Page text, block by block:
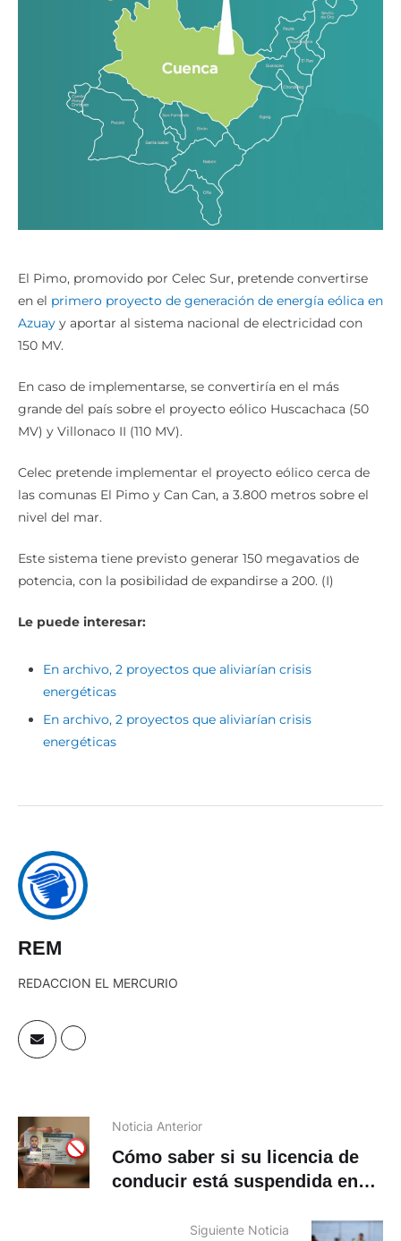
El Pimo, promovido por Celec Sur, pretende convertirse
en el primero proyecto de generación de energía eólica en
Azuay y aportar al sistema nacional de electricidad con
150 MV.
En caso de implementarse, se convertiría en el más
grande del país sobre el proyecto eólico Huscachaca (50
MV) y Villonaco II (110 MV).
Celec pretende implementar el proyecto eólico cerca de
las comunas El Pimo y Can Can, a 3.800 metros sobre el
nivel del mar.
Este sistema tiene previsto generar 150 megavatios de
potencia, con la posibilidad de expandirse a 200. (I)
Le puede interesar:
En archivo, 2 proyectos que aliviarían crisis
energéticas
En archivo, 2 proyectos que aliviarían crisis
energéticas
REM
REDACCION EL MERCURIO
Noticia Anterior
Cómo saber si su licencia de
conducir está suspendida en
Siguiente Noticia